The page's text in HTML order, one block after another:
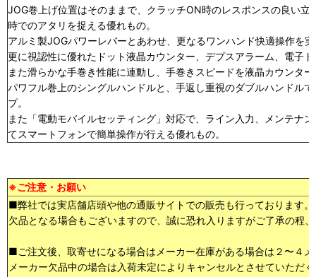
JOG巻上げ位置はそのままで、クラッチON時のレスポンスの良い
時でのアタリを捉える優れもの。
アルミ製JOGパワーレバーとあわせ、更なるワンハンド快適操作を
更に視認性に優れたドット液晶カウンター、デプスアラーム、電子
また滑らかな手巻き性能に連動し、手巻きスピードを液晶カウンタ
パワフル巻上のシングルハンドルと、手返し重視のダブルハンドル
プ。
また「電動モバイルセッティング」対応で、ライン入力、メンテナ
てスマートフォンで簡単操作が行える優れもの。
※ご注意・お願い
■弊社では実店舗店頭や他の通販サイトでの販売も行っております
欠品となる場合もございますので、誠に恐れ入りますがご了承の程
■ご注文後、取寄せになる場合はメーカー在庫がある場合は２〜４
メーカー欠品中の場合は入荷未定によりキャンセルとさせていただ